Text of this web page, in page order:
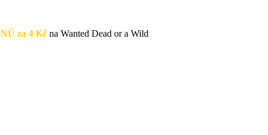
za 4 Kč na Wanted Dead or a Wild